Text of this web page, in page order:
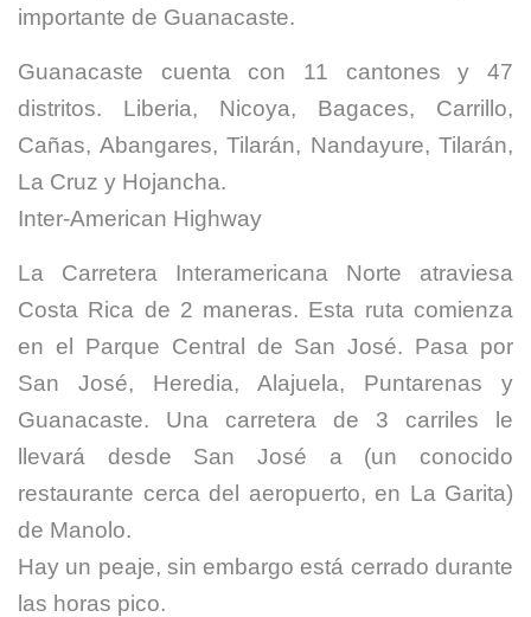
importante de Guanacaste.
Guanacaste cuenta con 11 cantones y 47
distritos. Liberia, Nicoya, Bagaces, Carrillo,
Cañas, Abangares, Tilarán, Nandayure, Tilarán,
La Cruz y Hojancha.
Inter-American Highway
La Carretera Interamericana Norte atraviesa
Costa Rica de 2 maneras. Esta ruta comienza
en el Parque Central de San José. Pasa por
San José, Heredia, Alajuela, Puntarenas y
Guanacaste. Una carretera de 3 carriles le
llevará desde San José a (un conocido
restaurante cerca del aeropuerto, en La Garita)
de Manolo.
Hay un peaje, sin embargo está cerrado durante
las horas pico.